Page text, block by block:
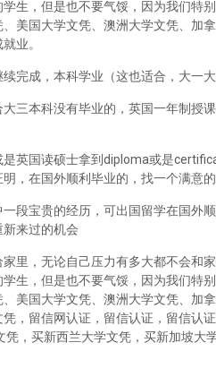
学生，但是也不要气馁，因为我们
美国大学文凭、澳洲大学文凭、加
业。
完成，本科学业（这也适合，大一
三本科没有毕业的，英国一年制授
英国读硕士拿到diploma或是
，在国外顺利毕业的，找一个满意的
段宝贵的经历，可出国留学在国外
来过的机会
里，无论自己压力有多大都不会和
学生，但是也不要气馁，因为我们
美国大学文凭、澳洲大学文凭、加
，留信网认证，留信认证，留信认
，买新西兰大学文凭，买新加坡大